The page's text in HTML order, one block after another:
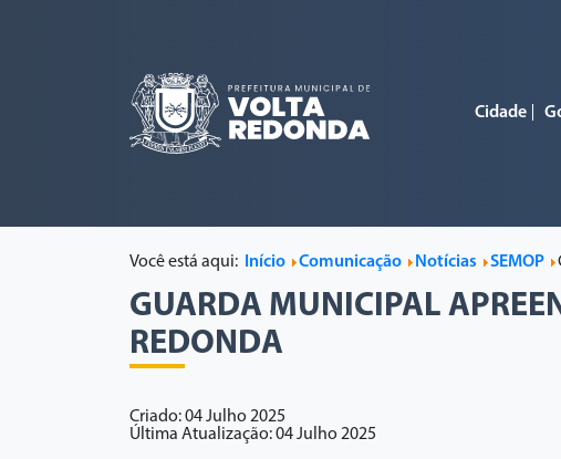
Cidade
Você está aqui: Início Comunicação Notícias SEMOP
GUARDA MUNICIPAL
REDONDA
Criado: 04 Julho 2025
Última Atualização: 04 Julho 2025